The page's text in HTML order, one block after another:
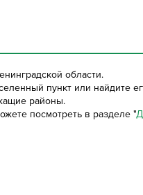
области.
пункт или найдите
районы.
посмотреть в разделе "